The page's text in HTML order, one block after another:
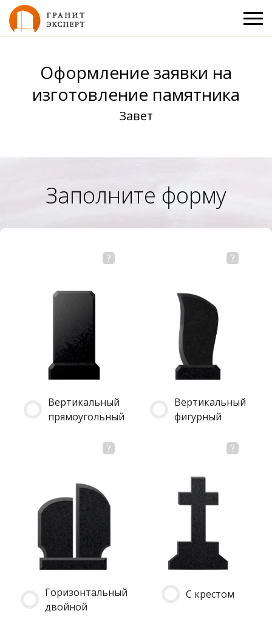
Оформление заявки на
изготовление памятника
Завет
Заполните форму
Вертикальный
прямоугольный
Вертикальный
фигурный
Горизонтальный
двойной
С крестом